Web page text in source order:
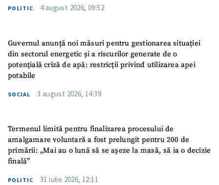
POLITIC 4 august 2026, 09:52
Guvernul anunță noi măsuri pentru gestionarea situației
din sectorul energetic și a riscurilor generate de o
potențială criză de apă: restricții privind utilizarea apei
potabile
SOCIAL 3 august 2026, 14:39
Termenul limită pentru finalizarea procesului de
amalgamare voluntară a fost prelungit pentru 200 de
primării: „Mai au o lună să se așeze la masă, să ia o decizie
finală”
POLITIC 31 iulie 2026, 12:11